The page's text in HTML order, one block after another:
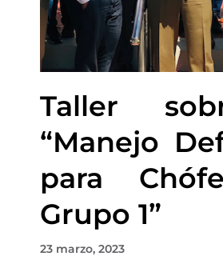
Taller
“Manejo
para
Grupo 1”
23 marzo, 2023